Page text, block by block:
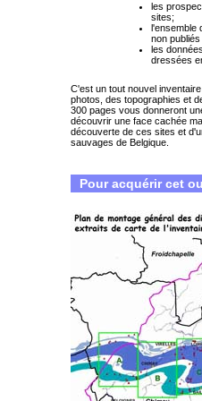
les
sites;
l'ensemble
non
les
dressées
C'est un tout nouvel
photos, des topographies et
300 pages vous donneront
découvrir une face cachée
découverte de ces sites et
sauvages de Belgique.
Pour acquérir cet